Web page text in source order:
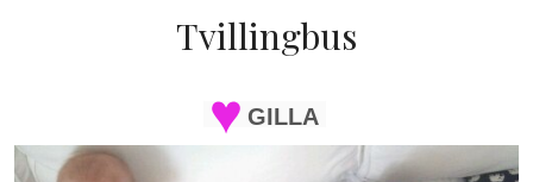
Tvillingbus
GILLA